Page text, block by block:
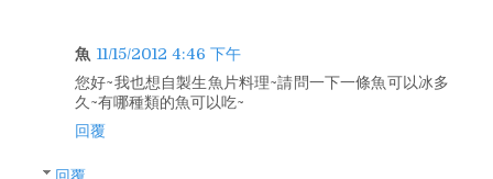
魚 11/15/2012 4:46 下午
您好~我也想自製生魚片料理~請問一下一條魚可以冰多
久~有哪種類的魚可以吃~
回覆
回覆